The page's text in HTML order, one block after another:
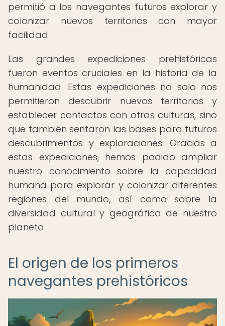
permitió a los navegantes futuros explorar y
colonizar nuevos territorios con mayor
facilidad.
Las grandes expediciones prehistóricas
fueron eventos cruciales en la historia de la
humanidad. Estas expediciones no solo nos
permitieron descubrir nuevos territorios y
establecer contactos con otras culturas, sino
que también sentaron las bases para futuros
descubrimientos y exploraciones. Gracias a
estas expediciones, hemos podido ampliar
nuestro conocimiento sobre la capacidad
humana para explorar y colonizar diferentes
regiones del mundo, así como sobre la
diversidad cultural y geográfica de nuestro
planeta.
El origen de los primeros
navegantes prehistóricos